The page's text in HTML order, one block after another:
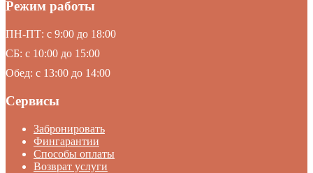
Режим работы
ПН-ПТ: c 9:00 до 18:00
СБ: с 10:00 до 15:00
Обед: с 13:00 до 14:00
Сервисы
Забронировать
Фингарантии
Способы оплаты
Возврат услуги